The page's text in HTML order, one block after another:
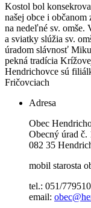
Kostol bol
našej obce i
na nedeľné sv. omše.
a sviatky slúžia sv.
úradom slávnosť
pekná tradícia
Hendrichovce sú
Fričovciach
Adresa
Obec
Obecný úrad č.
082 35
mobil starosta
tel.: 051/
email: